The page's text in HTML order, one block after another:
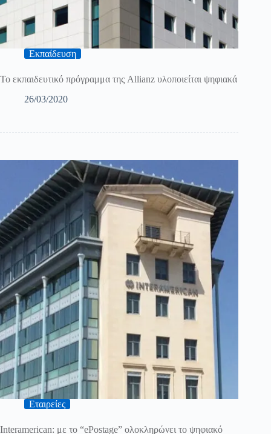
Εκπαίδευση
Το εκπαιδευτικό πρόγραμμα της Allianz υλοποιείται ψηφιακά
26/03/2020
Εταιρείες
Interamerican: με το “ePostage” ολοκληρώνει το ψηφιακό